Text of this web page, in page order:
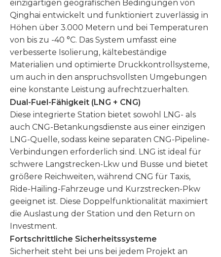
einzigartigen geografischen Bedingungen von
Qinghai entwickelt und funktioniert zuverlässig in
Höhen über 3.000 Metern und bei Temperaturen
von bis zu -40 °C. Das System umfasst eine
verbesserte Isolierung, kältebeständige
Materialien und optimierte Druckkontrollsysteme,
um auch in den anspruchsvollsten Umgebungen
eine konstante Leistung aufrechtzuerhalten.
Dual-Fuel-Fähigkeit (LNG + CNG)
Diese integrierte Station bietet sowohl LNG- als
auch CNG-Betankungsdienste aus einer einzigen
LNG-Quelle, sodass keine separaten CNG-Pipeline-
Verbindungen erforderlich sind. LNG ist ideal für
schwere Langstrecken-Lkw und Busse und bietet
größere Reichweiten, während CNG für Taxis,
Ride-Hailing-Fahrzeuge und Kurzstrecken-Pkw
geeignet ist. Diese Doppelfunktionalität maximiert
die Auslastung der Station und den Return on
Investment.
Fortschrittliche Sicherheitssysteme
Sicherheit steht bei uns bei jedem Projekt an